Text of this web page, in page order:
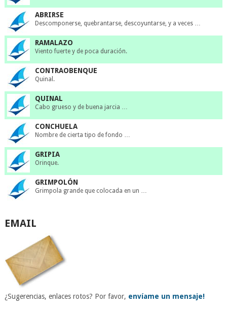
ABRIRSE
Descomponerse, quebrantarse, descoyuntarse, y a veces …
RAMALAZO
Viento fuerte y de poca duración.
CONTRAOBENQUE
Quinal.
QUINAL
Cabo grueso y de buena jarcia …
CONCHUELA
Nombre de cierta tipo de fondo …
GRIPIA
Orinque.
GRIMPOLÓN
Grimpola grande que colocada en un …
EMAIL
¿Sugerencias, enlaces rotos? Por favor, envíame un mensaje!